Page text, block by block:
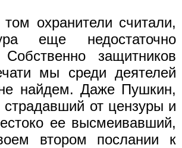
охранители считали,
еще недостаточно
Собственно защитников
мы среди деятелей
найдем. Даже Пушкин,
страдавший от цензуры и
ее высмеивавший,
втором послании к